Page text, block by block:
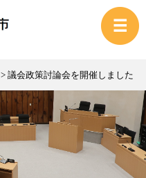
> 議会政策討論会を開催しました